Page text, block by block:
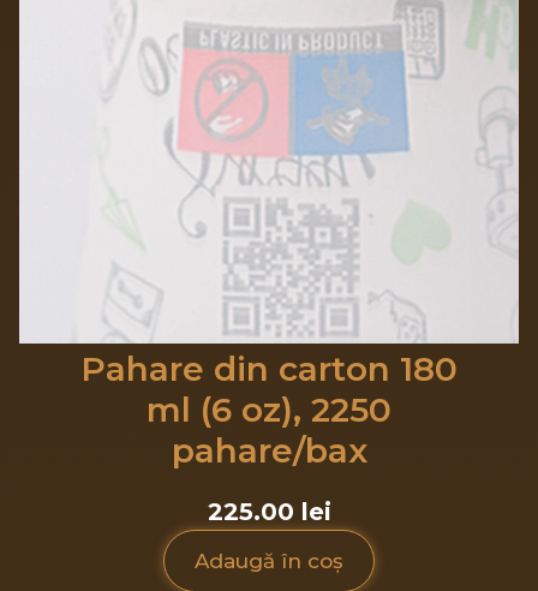
Pahare din carton 180
ml (6 oz), 2250
pahare/bax
225.00 lei
Adaugă în coș